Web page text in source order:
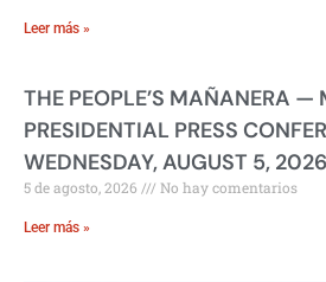
Leer más »
THE PEOPLE’S MAÑANERA —
PRESIDENTIAL PRESS
WEDNESDAY, AUGUST 5, 2026
5 de agosto, 2026 No hay comentarios
Leer más »